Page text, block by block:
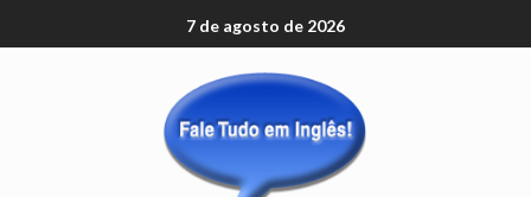
7 de agosto de 2026